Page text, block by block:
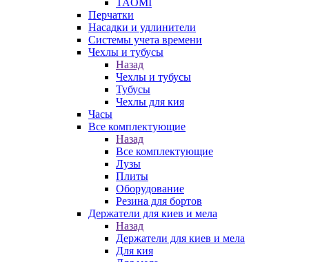
TAOMI
Перчатки
Насадки и удлинители
Системы учета времени
Чехлы и тубусы
Назад
Чехлы и тубусы
Тубусы
Чехлы для кия
Часы
Все комплектующие
Назад
Все комплектующие
Лузы
Плиты
Оборудование
Резина для бортов
Держатели для киев и мела
Назад
Держатели для киев и мела
Для кия